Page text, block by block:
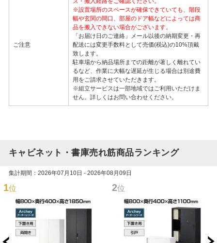
ご注意
※設置場所のスペースが確保できていても、階段
幅や玄関の間口、部屋のドア幅などによっては商
品を搬入できない場合がございます。
「お届け日のご連絡」メール以後の納期変更・再
配送には変更手数料として売価(税込)の10%頂戴
致します。
駐車場から納品場所までの距離が著しく離れてい
るなど、作業に大幅な遅延が生じる場合は別途費
用をご請求させていただきます。
※組立サービスは一部地域ではご利用いただけま
せん。詳しくはお問い合わせください。
キャビネット・書庫売れ筋商品ランキング
集計期間：2026年07月10日 - 2026年08月09日
1位 2位